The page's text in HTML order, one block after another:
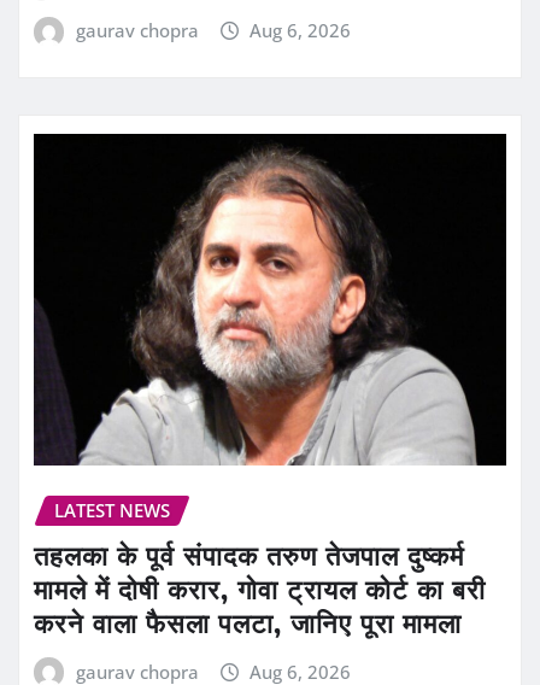
gaurav chopra Aug 6, 2026
LATEST NEWS
तहलका के पूर्व संपादक तरुण तेजपाल दुष्कर्म
मामले में दोषी करार, गोवा ट्रायल कोर्ट का बरी
करने वाला फैसला पलटा, जानिए पूरा मामला
gaurav chopra Aug 6, 2026